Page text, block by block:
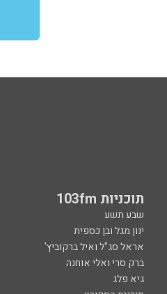
תוכניות 103fm
שבע תשע
ינון מגל ובן כספית
אראל סג"ל ואיל ברקוביץ'
ברק סרי ואלי אוחנה
גיא פלג